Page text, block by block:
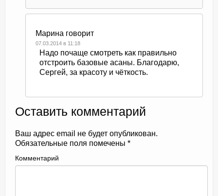
Марина говорит
07.03.2014 в 11:18
Надо почаще смотреть как правильно
отстроить базовые асаны. Благодарю,
Сергей, за красоту и чёткость.
Оставить комментарий
Ваш адрес email не будет опубликован.
Обязательные поля помечены *
Комментарий